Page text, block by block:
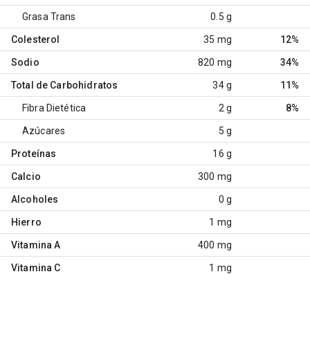
Grasa Trans 0.5 g
Colesterol 35 mg 12%
Sodio 820 mg 34%
Total de Carbohidratos 34 g 11%
Fibra Dietética 2 g 8%
Azúcares 5 g
Proteínas 16 g
Calcio 300 mg
Alcoholes 0 g
Hierro 1 mg
Vitamina A 400 mg
Vitamina C 1 mg